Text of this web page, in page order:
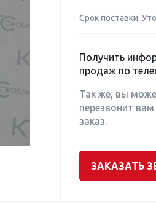
Срок поставки:
Получить
продаж по
Так же, вы
перезвонит
заказ.
ЗАКАЗАТЬ